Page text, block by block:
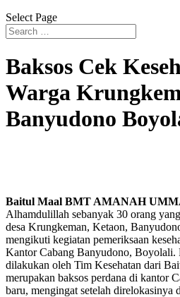
Select Page
Baksos Cek
Warga
Banyudono
Baitul Maal BMT AMANAH
Alhamdulillah sebanyak 30 orang
desa Krungkeman, Ketaon,
mengikuti kegiatan pemeriksaan
Kantor Cabang Banyudono, Boyolali.
dilakukan oleh Tim Kesehatan dari
merupakan baksos perdana di kantor
baru, mengingat setelah direlokasinya